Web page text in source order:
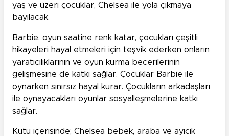
yaş ve üzeri çocuklar, Chelsea ile yola çıkmaya
bayılacak.
Barbie, oyun saatine renk katar, çocukları çeşitli
hikayeleri hayal etmeleri için teşvik ederken onların
yaratıcılıklarının ve oyun kurma becerilerinin
gelişmesine de katkı sağlar. Çocuklar Barbie ile
oynarken sınırsız hayal kurar. Çocukların arkadaşları
ile oynayacakları oyunlar sosyalleşmelerine katkı
sağlar.
Kutu içerisinde; Chelsea bebek, araba ve ayıcık